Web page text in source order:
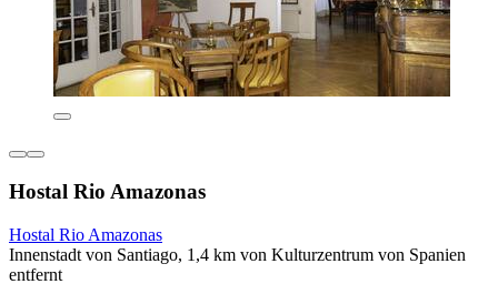
Hostal Rio Amazonas
Hostal Rio Amazonas
Innenstadt von Santiago, 1,4 km von Kulturzentrum von Spanien
entfernt